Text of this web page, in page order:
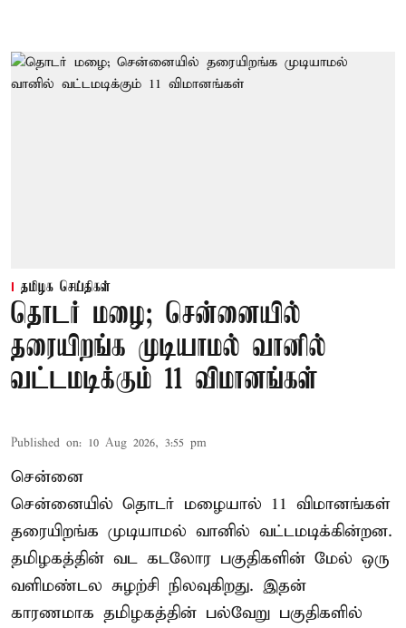
தமிழக செய்திகள்
தொடர் மழை; சென்னையில்
தரையிறங்க முடியாமல் வானில்
வட்டமடிக்கும் 11 விமானங்கள்
Published on: 10 Aug 2026, 3:55 pm
சென்னை
சென்னையில் தொடர் மழையால் 11 விமானங்கள்
தரையிறங்க முடியாமல் வானில் வட்டமடிக்கின்றன.
தமிழகத்தின் வட கடலோர பகுதிகளின் மேல் ஒரு
வளிமண்டல சுழற்சி நிலவுகிறது. இதன்
காரணமாக தமிழகத்தின் பல்வேறு பகுதிகளில்